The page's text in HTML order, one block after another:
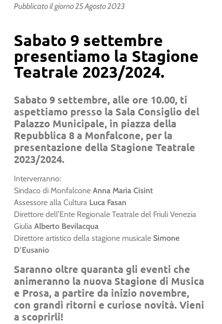
Pubblicato il giorno25 Agosto 2023
Sabato 9 settembre
presentiamo la Stagione
Teatrale 2023/2024.
Sabato 9 settembre, alle ore 10.00, ti
aspettiamo presso la Sala Consiglio del
Palazzo Municipale, in piazza della
Repubblica 8 a Monfalcone, per la
presentazione della Stagione Teatrale
2023/2024.
Interverranno:
Sindaco di Monfalcone Anna Maria Cisint
Assessore alla Cultura Luca Fasan
Direttore dell’Ente Regionale Teatrale del Friuli Venezia
Giulia Alberto Bevilacqua
Direttore artistico della stagione musicale Simone
D’Eusanio
Saranno oltre quaranta gli eventi che
animeranno la nuova Stagione di Musica
e Prosa, a partire da inizio novembre,
con grandi ritorni e curiose novità.Vieni
a scoprirli!